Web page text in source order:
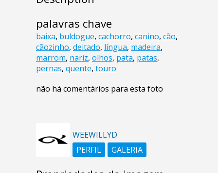
palavras chave
baixa, buldogue, cachorro, canino, cão,
cãozinho, deitado, língua, madeira,
marrom, nariz, olhos, pata, patas,
pernas, quente, touro
não há comentários para esta foto
WEEWILLYD
PERFIL
GALERIA